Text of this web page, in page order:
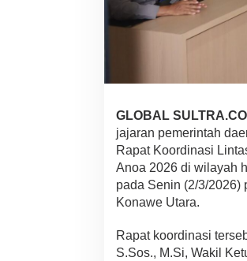
e
n
O
p
e
a
s
K
e
GLOBAL
jajaran pemerintah
Rapat Koordinasi
Anoa 2026 di wilayah
pada Senin (2/3/2026)
Konawe Utara.
Rapat koordinasi
S.Sos., M.Si, Wakil